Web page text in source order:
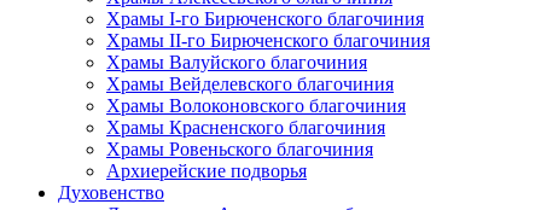
Храмы I-го Бирюченского благочиния
Храмы II-го Бирюченского благочиния
Храмы Валуйского благочиния
Храмы Вейделевского благочиния
Храмы Волоконовского благочиния
Храмы Красненского благочиния
Храмы Ровеньского благочиния
Архиерейские подворья
Духовенство